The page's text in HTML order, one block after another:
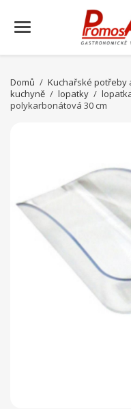
Domů Kuchařské potřeby
kuchyně
lopatky
polykarbonátová 30 cm